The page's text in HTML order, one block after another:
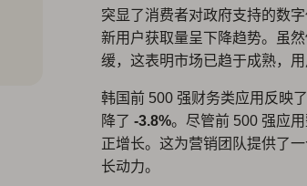
突显了消费者对政府支持的数
新用户获取量呈下降趋势。虽
缓，这表明市场已趋于成熟，
韩国前 500 强财务类应用反映
降了 -3.8%。尽管前 500 强应
正增长。这为营销团队提供了
长动力。